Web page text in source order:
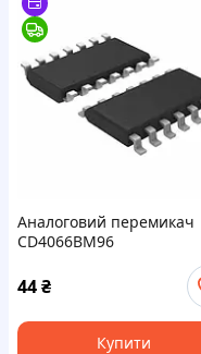
Аналоговий перемикач
CD4066BM96
44₴
Купити